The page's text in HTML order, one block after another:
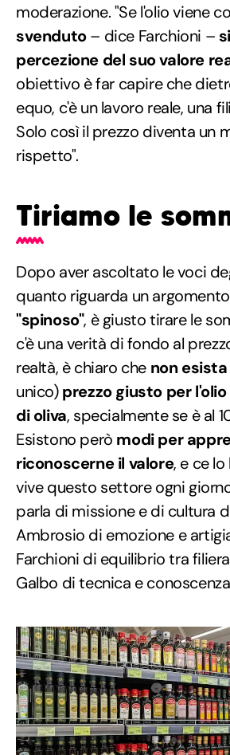
moderazione. "Se l'olio viene
svenduto– dice Farchioni –
percezione del suo valore
obiettivo è far capire che
equo, c'è un lavoro reale, una
Solo così il prezzo diventa un
rispetto".
Tiriamo le
Dopo aver ascoltato le voci
quanto riguarda un
"spinoso", è giusto tirare le
c'è una verità di fondo al
realtà, è chiaro che non
unico)prezzo giusto per
di oliva, specialmente se è al
Esistono però modi per
riconoscerne il valore, e ce
vive questo settore ogni
parla di missione e di cultura
Ambrosio di emozione e
Farchioni di equilibrio tra
Galbo di tecnica e